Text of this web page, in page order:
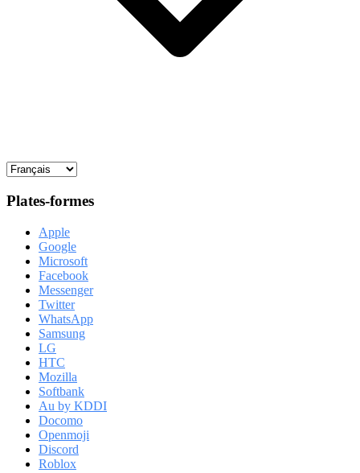
Plates-formes
Apple
Google
Microsoft
Facebook
Messenger
Twitter
WhatsApp
Samsung
LG
HTC
Mozilla
Softbank
Au by KDDI
Docomo
Openmoji
Discord
Roblox